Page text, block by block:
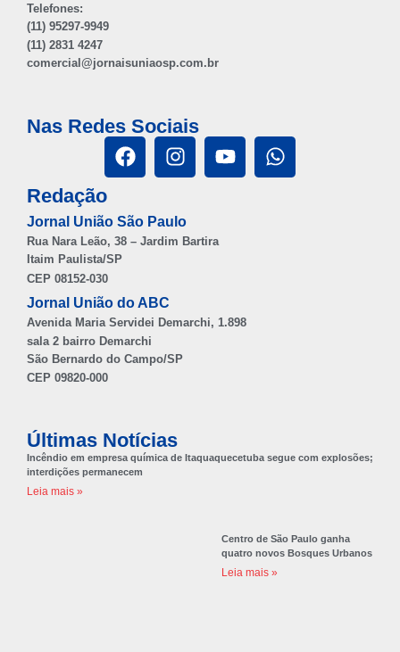
Telefones:
(11) 95297-9949
(11) 2831 4247
comercial@jornaisuniaosp.com.br
Nas Redes Sociais
Redação
Jornal União São Paulo
Rua Nara Leão, 38 – Jardim Bartira
Itaim Paulista/SP
CEP 08152-030
Jornal União do ABC
Avenida Maria Servidei Demarchi, 1.898
sala 2 bairro Demarchi
São Bernardo do Campo/SP
CEP 09820-000
Últimas Notícias
Incêndio em empresa química de Itaquaquecetuba segue com explosões;
interdições permanecem
Leia mais »
Centro de São Paulo ganha
quatro novos Bosques Urbanos
Leia mais »